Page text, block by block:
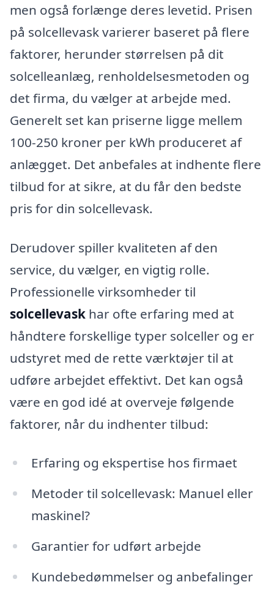
men også forlænge deres levetid. Prisen
på solcellevask varierer baseret på flere
faktorer, herunder størrelsen på dit
solcelleanlæg, renholdelsesmetoden og
det firma, du vælger at arbejde med.
Generelt set kan priserne ligge mellem
100-250 kroner per kWh produceret af
anlægget. Det anbefales at indhente flere
tilbud for at sikre, at du får den bedste
pris for din solcellevask.
Derudover spiller kvaliteten af den
service, du vælger, en vigtig rolle.
Professionelle virksomheder til
solcellevask har ofte erfaring med at
håndtere forskellige typer solceller og er
udstyret med de rette værktøjer til at
udføre arbejdet effektivt. Det kan også
være en god idé at overveje følgende
faktorer, når du indhenter tilbud:
Erfaring og ekspertise hos firmaet
Metoder til solcellevask: Manuel eller
maskinel?
Garantier for udført arbejde
Kundebedømmelser og anbefalinger